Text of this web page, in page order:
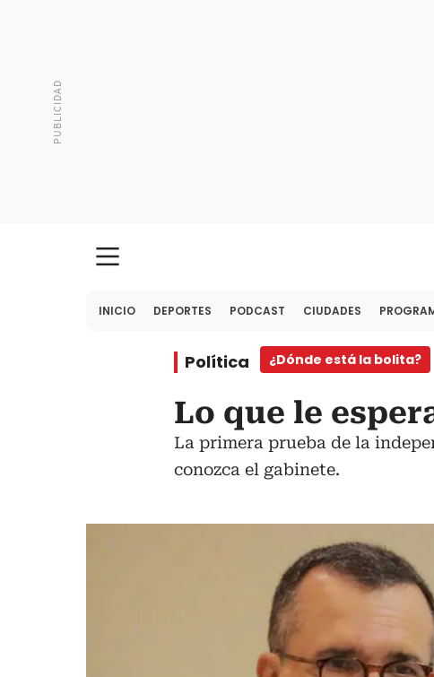
INICIO DEPORTES PODCAST CIUDADES
Política ¿Dónde está la bolita?
Lo que le
La primera prueba de la
conozca el gabinete.